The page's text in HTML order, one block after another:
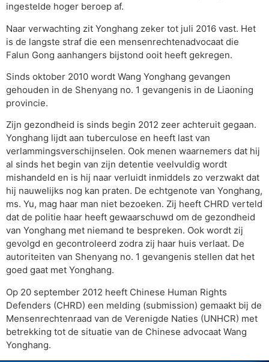
ingestelde hoger beroep af.
Naar verwachting zit Yonghang zeker tot juli 2016 vast. Het
is de langste straf die een mensenrechtenadvocaat die
Falun Gong aanhangers bijstond ooit heeft gekregen.
Sinds oktober 2010 wordt Wang Yonghang gevangen
gehouden in de Shenyang no. 1 gevangenis in de Liaoning
provincie.
Zijn gezondheid is sinds begin 2012 zeer achteruit gegaan.
Yonghang lijdt aan tuberculose en heeft last van
verlammingsverschijnselen. Ook menen waarnemers dat hij
al sinds het begin van zijn detentie veelvuldig wordt
mishandeld en is hij naar verluidt inmiddels zo verzwakt dat
hij nauwelijks nog kan praten. De echtgenote van Yonghang,
ms. Yu, mag haar man niet bezoeken. Zij heeft CHRD verteld
dat de politie haar heeft gewaarschuwd om de gezondheid
van Yonghang met niemand te bespreken. Ook wordt zij
gevolgd en gecontroleerd zodra zij haar huis verlaat. De
autoriteiten van Shenyang no. 1 gevangenis stellen dat het
goed gaat met Yonghang.
Op 20 september 2012 heeft Chinese Human Rights
Defenders (CHRD) een melding (submission) gemaakt bij de
Mensenrechtenraad van de Verenigde Naties (UNHCR) met
betrekking tot de situatie van de Chinese advocaat Wang
Yonghang.